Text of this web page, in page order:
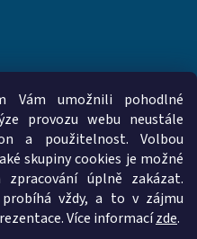
Vám umožnili pohodlné
provozu webu neustále
a použitelnost. Volbou
skupiny cookies je možné
zpracování úplně zakázat.
vždy, a to v zájmu
Více informacízde.
www.palmat.cz